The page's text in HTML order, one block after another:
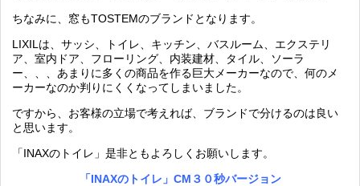
ちなみに、窓もTOSTEMのブランドとなります。
LIXILは、サッシ、トイレ、キッチン、バスルーム、エクステリ
ア、室内ドア、フローリング、内装建材、タイル、ソーラ
ー、、、あまりに多くの商品を作る巨大メーカーなので、何のメ
ーカーなのか判りにくくなってしまいました。
ですから、お客様の立場で考えれば、ブランドで分けるのは良い
と思います。
「INAXのトイレ」是非ともよろしくお願いします。
「INAXのトイレ」CM３０秒バージョン